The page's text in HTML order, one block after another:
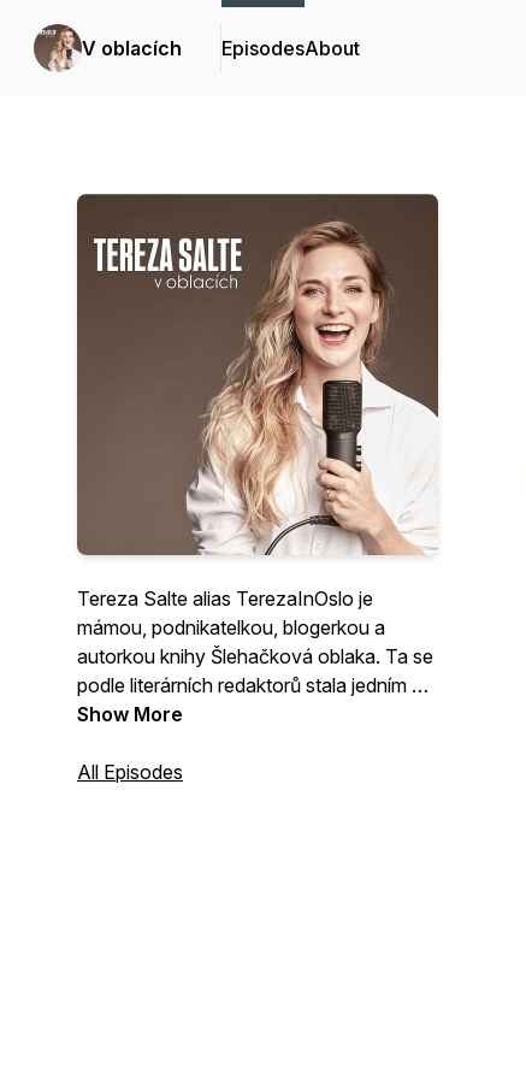
V oblacích EpisodesAbout
Tereza Salte alias TerezaInOslo je
mámou, podnikatelkou, blogerkou a
autorkou knihy Šlehačková oblaka. Ta se
podle literárních redaktorů stala jedním z
největších knižních překvapení roku 2017.
vtáhnout ještě hlouběji do svého života a
Show More
All Episodes